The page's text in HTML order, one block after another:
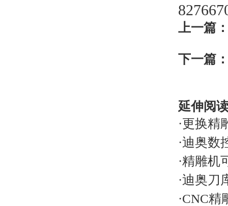
上一篇
下一篇
延伸阅
·更换精
·迪奥数
·精雕机
·迪奥刀
·CNC精